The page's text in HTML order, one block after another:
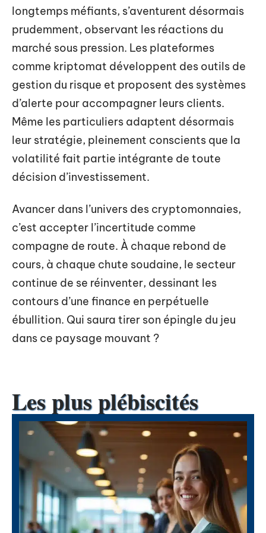
longtemps méfiants, s’aventurent désormais
prudemment, observant les réactions du
marché sous pression. Les plateformes
comme kriptomat développent des outils de
gestion du risque et proposent des systèmes
d’alerte pour accompagner leurs clients.
Même les particuliers adaptent désormais
leur stratégie, pleinement conscients que la
volatilité fait partie intégrante de toute
décision d’investissement.
Avancer dans l’univers des cryptomonnaies,
c’est accepter l’incertitude comme
compagne de route. À chaque rebond de
cours, à chaque chute soudaine, le secteur
continue de se réinventer, dessinant les
contours d’une finance en perpétuelle
ébullition. Qui saura tirer son épingle du jeu
dans ce paysage mouvant ?
Les plus plébiscités